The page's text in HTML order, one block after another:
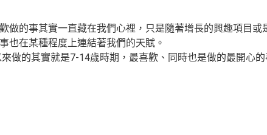
做的事其實一直藏在我們心裡，只是隨著增長的興趣項目或
也在某種程度上連結著我們的天賦。
做的其實就是7-14歲時期，最喜歡、同時也是做的最開心的